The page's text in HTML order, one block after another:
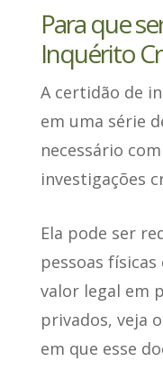
Para que
Inquérito
A certidão de
em uma série
necessário
investigações
Ela pode ser
pessoas
valor legal em
privados, veja
em que esse